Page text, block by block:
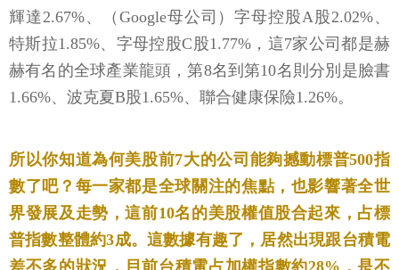
輝達2.67%、（Google母公司）字母控股A股2.02%、
特斯拉1.85%、字母控股C股1.77%，這7家公司都是赫
赫有名的全球產業龍頭，第8名到第10名則分別是臉書
1.66%、波克夏B股1.65%、聯合健康保險1.26%。
所以你知道為何美股前7大的公司能夠撼動標普500指
數了吧？每一家都是全球關注的焦點，也影響著全世
界發展及走勢，這前10名的美股權值股合起來，占標
普指數整體約3成。這數據有趣了，居然出現跟台積電
差不多的狀況，目前台積電占加權指數約28%，是不